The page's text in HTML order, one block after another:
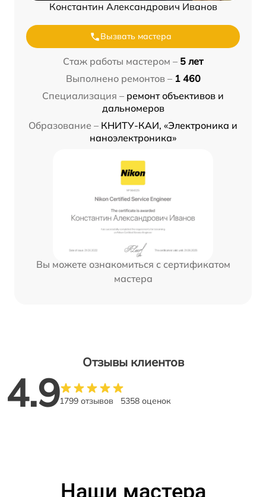
Константин Александрович Иванов
Вызвать мастера
Стаж работы мастером – 5 лет
Выполнено ремонтов – 1 460
Специализация – ремонт объективов и
дальномеров
Образование – КНИТУ-КАИ, «Электроника и
наноэлектроника»
Вы можете ознакомиться с сертификатом
мастера
Отзывы клиентов
4.91799 отзывов 5358 оценок
Наши мастера